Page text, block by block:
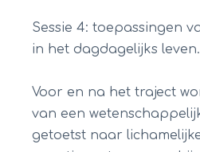
Sessie 4: toepassingen
in het dagdagelijks leven.
Voor en na het traject
van een
getoetst naar